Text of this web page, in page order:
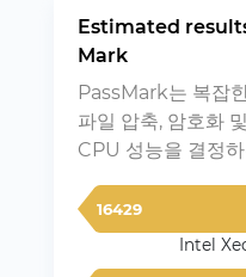
Estimated
Mark
PassMark는 복잡
파일 압축, 암호화
CPU 성능을 결정
16429
Intel